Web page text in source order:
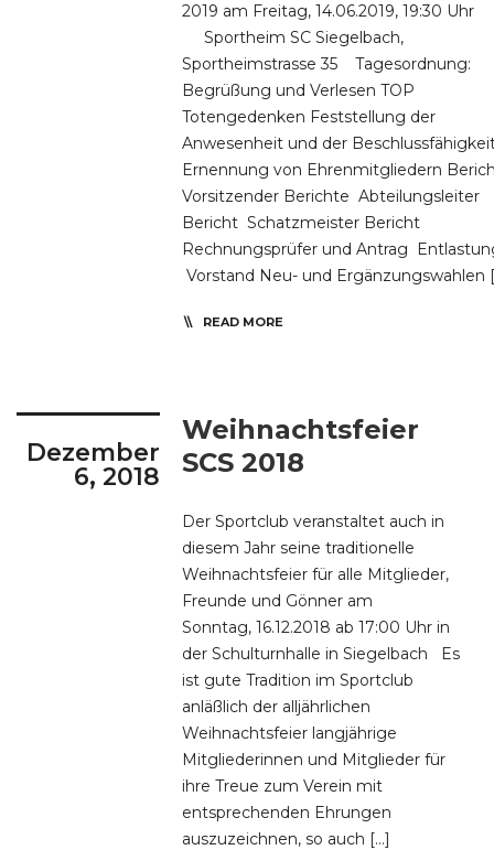
2019 am Freitag, 14.06.2019, 19:30 Uhr
Sportheim SC Siegelbach,
Sportheimstrasse 35 Tagesordnung:
Begrüßung und Verlesen TOP
Totengedenken Feststellung der
Anwesenheit und der
Ernennung von Ehrenmitgliedern
Vorsitzender Berichte Abteilungsleiter
Bericht Schatzmeister Bericht
Rechnungsprüfer und Antrag
Vorstand Neu- und Ergänzungswahlen
READ MORE
Dezember
6, 2018
Weihnachtsfeier
SCS 2018
Der Sportclub veranstaltet auch in
diesem Jahr seine traditionelle
Weihnachtsfeier für alle Mitglieder,
Freunde und Gönner am
Sonntag, 16.12.2018 ab 17:00 Uhr in
der Schulturnhalle in Siegelbach Es
ist gute Tradition im Sportclub
anläßlich der alljährlichen
Weihnachtsfeier langjährige
Mitgliederinnen und Mitglieder für
ihre Treue zum Verein mit
entsprechenden Ehrungen
auszuzeichnen, so auch […]